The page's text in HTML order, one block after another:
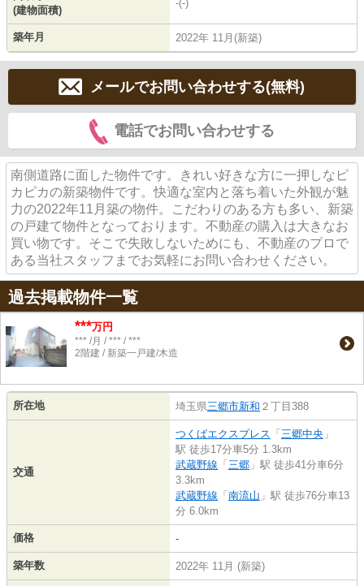
(建物面積)
-(-)
築年月 2022年 11月(新築)
メールでお問い合わせする(無料)
電話でお問い合わせする
南側道路に面した物件です。きれい好きな方に一押しなピ
カピカの新築物件です。快適な室内と落ち着いた外観が魅
力の2022年11月築の物件。こだわりのある方も多い、新築
の戸建て物件となっております。不動産の購入は大きなお
買い物です。そこで失敗しないためにも、不動産のプロで
ある当社スタッフまでお気軽にお問い合わせください。
過去掲載物件一覧
***万円
*** /月 / *** / ***
2階建 / 新築一戸建/木造
所在地 埼玉県三郷市新和 ２丁目388
交通
つくばエクスプレス 「 三郷中央 」
駅 徒歩17分車5分 1.3km
武蔵野線 「 三郷 」駅 徒歩41分車6分
3.3km
武蔵野線 「 南流山 」駅 徒歩76分車13
分 6.0km
価格 -
築年数 2022年 11月 (新築)